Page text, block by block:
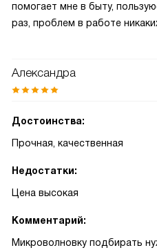
помогает мне в быту,
раз, проблем в работе
Александра
Достоинства:
Прочная, качественная
Недостатки:
Цена высокая
Комментарий:
Микроволновку подбирать